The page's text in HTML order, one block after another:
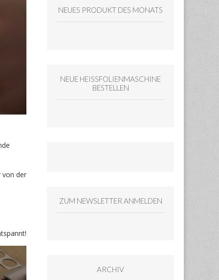
von der
NEUES PRODUKT DES MONATS
NEUE HEISSFOLIENMASCHINE
BESTELLEN
ZUM NEWSLETTER ANMELDEN
ARCHIV